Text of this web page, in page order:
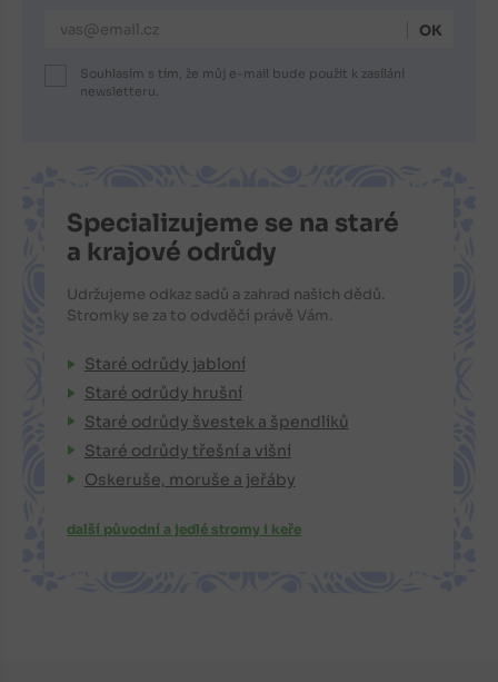
E-mailová adresa
Souhlasím s tím, že můj e-mail bude použit k zasílání
newsletteru.
Specializujeme se na staré
a krajové odrůdy
Udržujeme odkaz sadů a zahrad našich dědů.
Stromky se za to odvděčí právě Vám.
Staré odrůdy jabloní
Staré odrůdy hrušní
Staré odrůdy švestek a špendlíků
Staré odrůdy třešní a višní
Oskeruše, moruše a jeřáby
další původní a jedlé stromy i keře